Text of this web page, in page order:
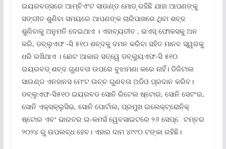
ଇୟରବଡ୍ସରେ ଆମ୍ବିଏଂଟ ସାଉଣ୍ଡ ମୋଡ୍ ରହିଛି ଯାହା ଆପଣଙ୍କୁ
ସଙ୍ଗୀତ ଶୁଣିବା ସମୟରେ ଆପଣଙ୍କ ଚାରିପାଖରେ ଥିବା ଶବ୍ଦ
ଶୁଣିବାକୁ ଅନୁମତି ଦେଇଥାଏ । ଏହାବ୍ୟତୀତ , ଭଏସ୍ ଫୋକସକୁ ଅନ
କରି, ଡବ୍ଲୁଏଫ -ସି ୫୧୦ ଶବ୍ଦକୁ ଦମନ କରିବା ସହିତ ମାନବ ସ୍ୱରକୁ
ଧରି ରଖିଥାଏ । ଛୋଟ ଆକାର ସତ୍ୱେ ଡବ୍ଲ୍ୟୁଏଫ-ସି ୫୧୦
ଇୟରବଡ୍ ଶବ୍ଦ ଗୁଣବତା ଉପରେ ବୁଝାମଣା କରେ ନାହିଁ। ଡିଜିଟାଲ
ସାଉଣ୍ଡ ଏନହାନସ ମେଂଟ ଉଚ୍ଚ ଗୁଣବତା ଅଡିଓ ପ୍ରଦାନ କରିବ।
ଡବ୍ଲୁଏଫ-ସି୫୧୦ ଇୟରବଡ ସୋନି ରିଟେଲ ଷ୍ଟୋର, ସୋନି ସେଟଂର,
ସୋନି ଏକ୍ସକ୍ଲୁସିଭ, ସୋନି ପୋର୍ଟାଲ, ପ୍ରମୁଖ ଇଲେକ୍ଟ୍ରୋନିକ୍
ଷ୍ଟୋର ଏବଂ ଭାରତର ଇ-କମର୍ସ ୱେବସାଇଟରେ ୨୬ ସେପ୍େଟମ୍ବର
୨୦୨୪ ରୁ ଉପଲବ୍ଧ ହେବ। ଏହାର ଦାମ ୪୯୯୦ ଟଙ୍କା ରହିଛି।